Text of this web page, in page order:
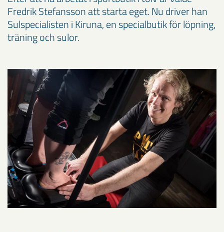
Fredrik Stefansson att starta eget. Nu driver han
Sulspecialisten i Kiruna, en specialbutik för löpning,
träning och sulor.